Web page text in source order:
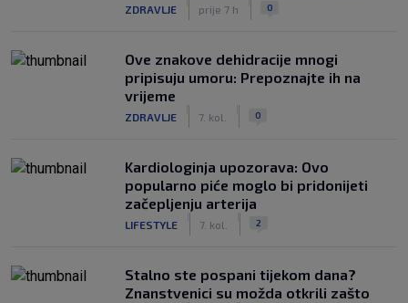
ZDRAVLJE prije 7 h 0
Ove znakove dehidracije mnogi
pripisuju umoru: Prepoznajte ih na
vrijeme
ZDRAVLJE 7. kol. 0
Kardiologinja upozorava: Ovo
popularno piće moglo bi pridonijeti
začepljenju arterija
LIFESTYLE 7. kol. 2
Stalno ste pospani tijekom dana?
Znanstvenici su možda otkrili zašto